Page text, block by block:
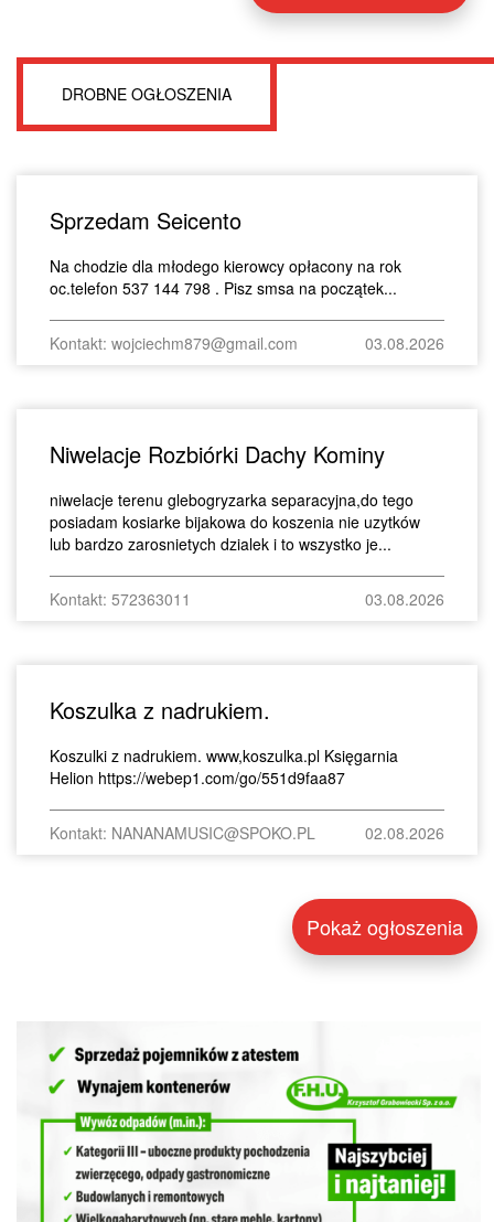
DROBNE OGŁOSZENIA
Sprzedam Seicento
Na chodzie dla młodego kierowcy opłacony na rok
oc.telefon 537 144 798 . Pisz smsa na początek...
Kontakt: wojciechm879@gmail.com 03.08.2026
Niwelacje Rozbiórki Dachy Kominy
niwelacje terenu glebogryzarka separacyjna,do tego
posiadam kosiarke bijakowa do koszenia nie uzytków
lub bardzo zarosnietych dzialek i to wszystko je...
Kontakt: 572363011 03.08.2026
Koszulka z nadrukiem.
Koszulki z nadrukiem. www,koszulka.pl Księgarnia
Helion https://webep1.com/go/551d9faa87
Kontakt: NANANAMUSIC@SPOKO.PL 02.08.2026
Pokaż ogłoszenia